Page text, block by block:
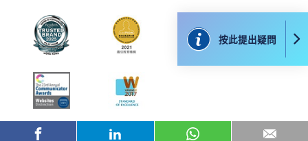
付款方法
1. 現金、「易辦事」（EPS）、微信支付
(WeChat Pay) 或支付寶(Alipay)
申請人可親臨學院任何一所報名中心，以現金、「易
（Alipay） 繳付學費。
按此提出疑問
折